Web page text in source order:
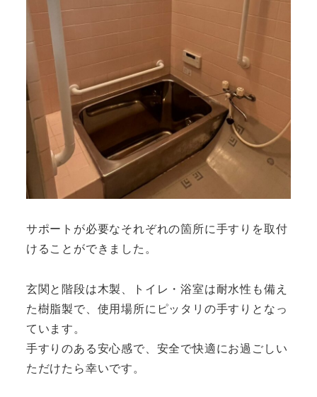
サポートが必要なそれぞれの箇所に手すりを取付
けることができました。
玄関と階段は木製、トイレ・浴室は耐水性も備え
た樹脂製で、使用場所にピッタリの手すりとなっ
ています。
手すりのある安心感で、安全で快適にお過ごしい
ただけたら幸いです。